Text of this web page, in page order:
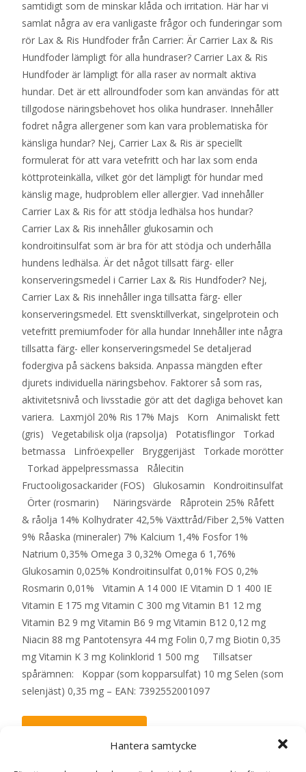
Hantera samtycke
samtidigt som de minskar klåda och irritation. Här har vi
samlat några av era vanligaste frågor och funderingar som
rör Lax & Ris Hundfoder från Carrier: Är Carrier Lax & Ris
Hundfoder lämpligt för alla hundraser? Carrier Lax & Ris
Hundfoder är lämpligt för alla raser av normalt aktiva
hundar. Det är ett allroundfoder som kan användas för att
tillgodose näringsbehovet hos olika hundraser. Innehåller
fodret några allergener som kan vara problematiska för
känsliga hundar? Nej, Carrier Lax & Ris är speciellt
formulerat för att vara vetefritt och har lax som enda
köttproteinkälla, vilket gör det lämpligt för hundar med
känslig mage, hudproblem eller allergier. Vad innehåller
Carrier Lax & Ris för att stödja ledhälsa hos hundar?
Carrier Lax & Ris innehåller glukosamin och
kondroitinsulfat som är bra för att stödja och underhålla
hundens ledhälsa. Är det något tillsatt färg- eller
konserveringsmedel i Carrier Lax & Ris Hundfoder? Nej,
Carrier Lax & Ris innehåller inga tillsatta färg- eller
konserveringsmedel. Ett svensktillverkat, singelprotein och
vetefritt premiumfoder för alla hundar Innehåller inte några
tillsatta färg- eller konserveringsmedel Se detaljerad
fodergiva på säckens baksida. Anpassa mängden efter
djurets individuella näringsbehov. Faktorer så som ras,
aktivitetsnivå och livsstadie gör att det dagliga behovet kan
variera. Laxmjöl 20% Ris 17% Majs Korn Animaliskt fett
(gris) Vegetabilisk olja (rapsolja) Potatisflingor Torkad
betmassa Linfröexpeller Bryggerijäst Torkade morötter
Torkad äppelpressmassa Rålecitin
Fructooligosackarider (FOS) Glukosamin Kondroitinsulfat
Örter (rosmarin) Näringsvärde Råprotein 25% Råfett
& råolja 14% Kolhydrater 42,5% Växttråd/Fiber 2,5% Vatten
9% Råaska (mineraler) 7% Kalcium 1,4% Fosfor 1%
Natrium 0,35% Omega 3 0,32% Omega 6 1,76%
Glukosamin 0,025% Kondroitinsulfat 0,01% FOS 0,2%
Rosmarin 0,01% Vitamin A 14 000 IE Vitamin D 1 400 IE
Vitamin E 175 mg Vitamin C 300 mg Vitamin B1 12 mg
Vitamin B2 9 mg Vitamin B6 9 mg Vitamin B12 0,12 mg
Niacin 88 mg Pantotensyra 44 mg Folin 0,7 mg Biotin 0,35
mg Vitamin K 3 mg Kolinklorid 1 500 mg Tillsatser
spårämnen: Koppar (som kopparsulfat) 10 mg Selen (som
selenjäst) 0,35 mg – EAN: 7392552001097